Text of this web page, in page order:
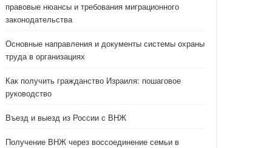
правовые нюансы и требования миграционного
законодательства
Основные направления и документы системы охраны
труда в организациях
Как получить гражданство Израиля: пошаговое
руководство
Въезд и выезд из России с ВНЖ
Получение ВНЖ через воссоединение семьи в